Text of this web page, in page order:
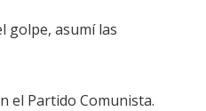
golpe, asumí las
el Partido Comunista.